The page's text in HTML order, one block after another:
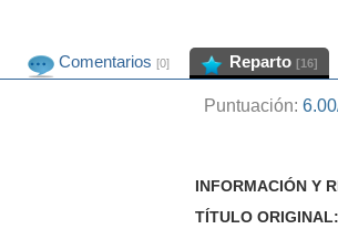
Comentarios [0] Reparto [16]
Puntuación:
INFORMACIÓN Y
TÍTULO ORIGINAL: